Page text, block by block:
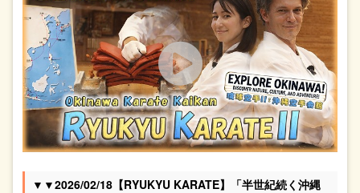
▼▼2026/02/18【RYUKYU KARATE】「半世紀続く沖縄